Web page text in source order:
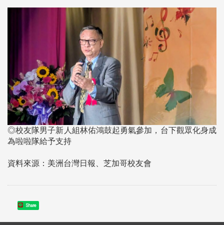
◎校友隊男子新人組林佑鴻鼓起勇氣參加，台下觀眾化身成
為啦啦隊給予支持
資料來源：美洲台灣日報、芝加哥校友會
Share